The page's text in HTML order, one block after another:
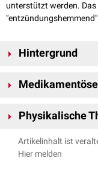
unterstützt werden.
Hintergrund
Behandlung vieler
Auch die
und lassen sich grob in
Physikalische
Artikelinhalt ist
Hier melden